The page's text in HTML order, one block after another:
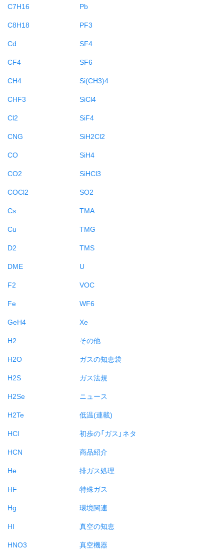
C7H16
C8H18
Cd
CF4
CH4
CHF3
Cl2
CNG
CO
CO2
COCl2
Cs
Cu
D2
DME
F2
Fe
GeH4
H2
H2O
H2S
H2Se
H2Te
HCl
HCN
He
HF
Hg
HI
HNO3
Pb
PF3
SF4
SF6
Si(CH3)4
SiCl4
SiF4
SiH2Cl2
SiH4
SiHCl3
SO2
TMA
TMG
TMS
U
VOC
WF6
Xe
その他
ガスの知恵袋
ガス法規
ニュース
低温(連載)
初歩の「ガス」ネタ
商品紹介
排ガス処理
特殊ガス
環境関連
真空の知恵
真空機器